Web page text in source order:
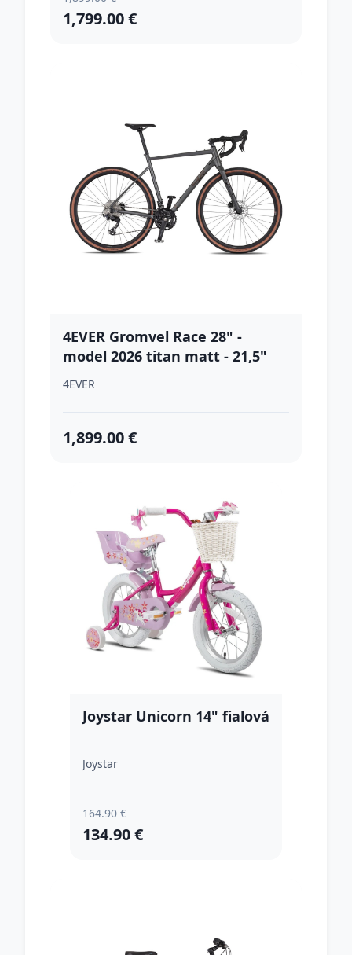
1,799.00 €
4EVER Gromvel Race 28" -
model 2026 titan matt - 21,5"
(180-190 cm)
4EVER
1,899.00 €
Joystar Unicorn 14" fialová
Joystar
164.90 €
134.90 €